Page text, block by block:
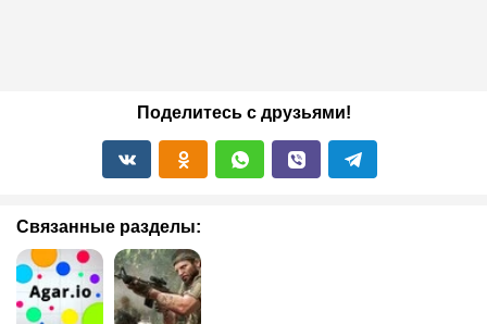
Поделитесь с друзьями!
Связанные разделы: